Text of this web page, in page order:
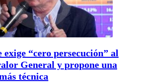
“cero persecución” al
General y propone una
técnica